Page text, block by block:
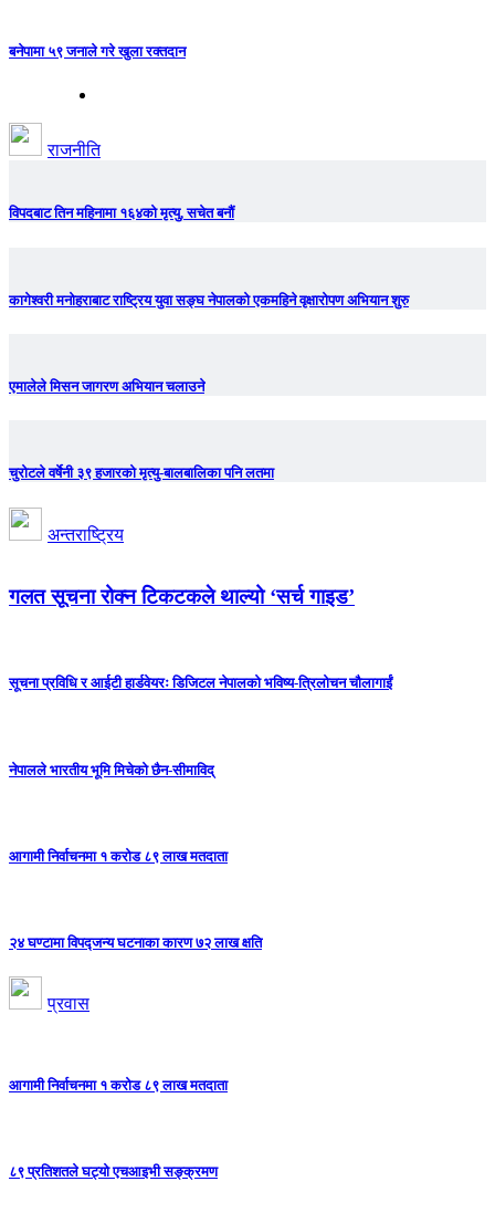
बनेपामा ५९ जनाले गरे खुला रक्तदान
राजनीति
विपदबाट तिन महिनामा १६४को मृत्यु, सचेत बनौं
कागेश्वरी मनोहराबाट राष्ट्रिय युवा सङ्घ नेपालको एकमहिने वृक्षारोपण अभियान शुरु
एमालेले मिसन जागरण अभियान चलाउने
चुरोटले वर्षेनी ३९ हजारको मृत्यु-बालबालिका पनि लतमा
अन्तराष्ट्रिय
गलत सूचना रोक्न टिकटकले थाल्यो ‘सर्च गाइड’
सूचना प्रविधि र आईटी हार्डवेयरः डिजिटल नेपालको भविष्य-त्रिलोचन चौलागाईं
नेपालले भारतीय भूमि मिचेको छैन-सीमाविद्
आगामी निर्वाचनमा १ करोड ८९ लाख मतदाता
२४ घण्टामा विपद्जन्य घटनाका कारण ७२ लाख क्षति
प्रवास
आगामी निर्वाचनमा १ करोड ८९ लाख मतदाता
८९ प्रतिशतले घट्यो एचआइभी सङ्क्रमण